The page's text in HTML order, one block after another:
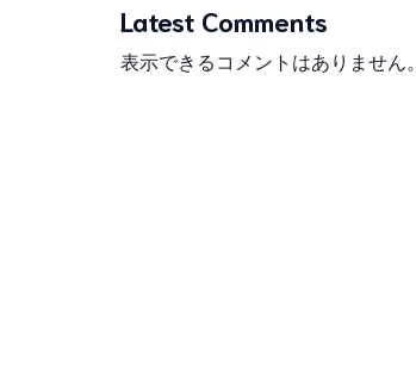
Latest Comments
表示できるコメントはありません。